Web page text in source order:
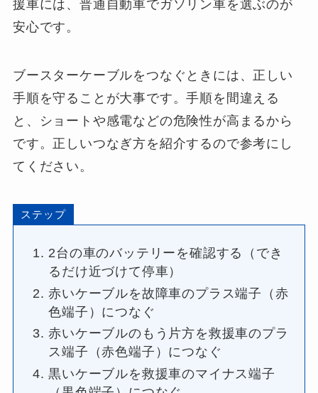
援車には、普通自動車でガソリン車を選ぶのが
安心です。
ブースターケーブルをつなぐときには、正しい
手順を守ることが大事です。手順を間違える
と、ショートや感電などの危険性が高まるから
です。正しいつなぎ方を紹介するので参考にし
てください。
ステップ
2台の車のバッテリーを確認する（でき
るだけ近づけて停車）
赤いケーブルを故障車のプラス端子（赤
色端子）につなぐ
赤いケーブルのもう片方を救援車のプラ
ス端子（赤色端子）につなぐ
黒いケーブルを救援車のマイナス端子